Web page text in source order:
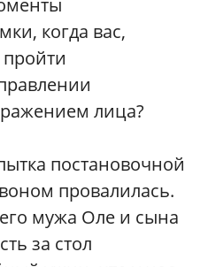
когда вас,
лица?
постановочной
провалилась.
мужа Оле и сына
за стол